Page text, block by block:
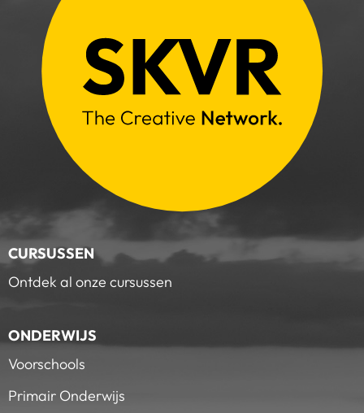
CURSUSSEN
Ontdek al onze cursussen
ONDERWIJS
Voorschools
Primair Onderwijs